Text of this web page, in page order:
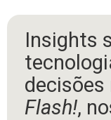
Insights
Flash!,